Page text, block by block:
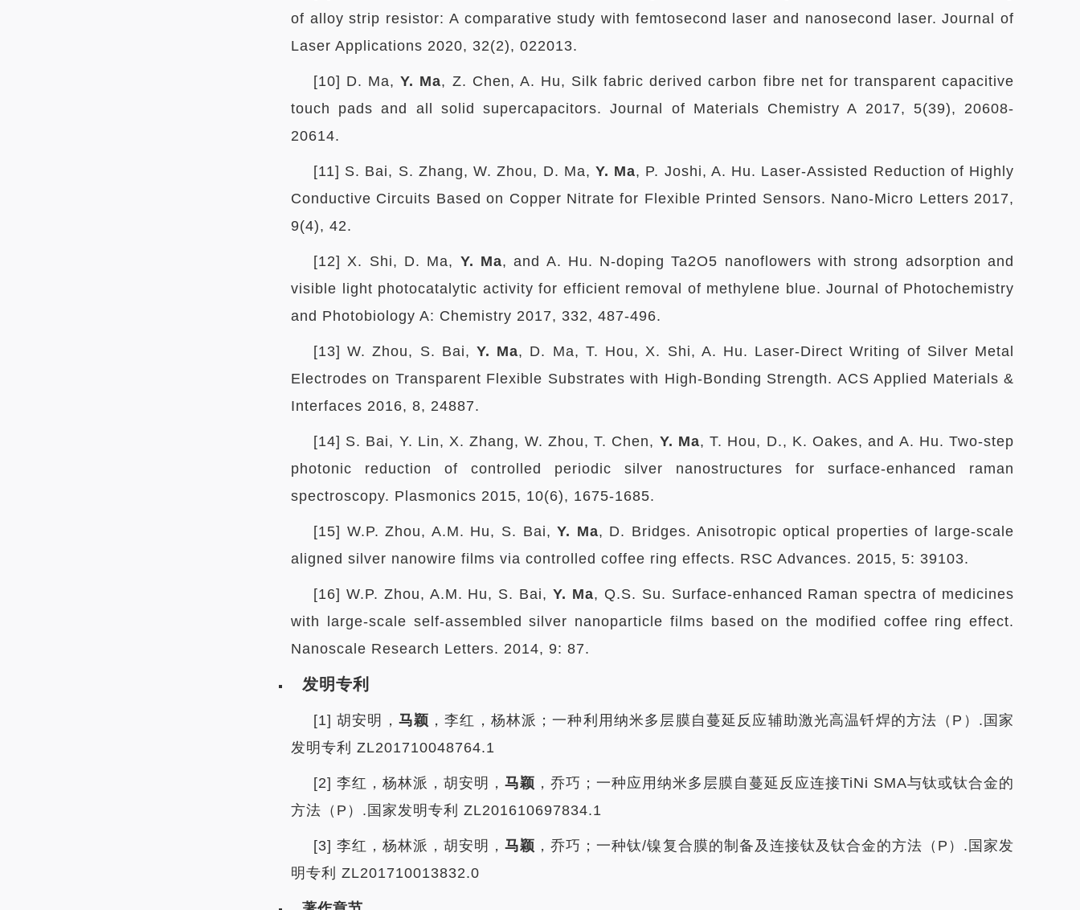
of alloy strip resistor: A comparative study with femtosecond laser and nanosecond laser. Journal of
Laser Applications 2020, 32(2), 022013.
[10] D. Ma,Y. Ma, Z. Chen, A. Hu, Silk fabric derived carbon fibre net for transparent capacitive
touch pads and all solid supercapacitors. Journal of Materials Chemistry A 2017, 5(39), 20608-
20614.
[11] S. Bai, S. Zhang, W. Zhou, D. Ma, Y. Ma, P. Joshi, A. Hu. Laser-Assisted Reduction of Highly
Conductive Circuits Based on Copper Nitrate for Flexible Printed Sensors. Nano-Micro Letters 2017,
9(4), 42.
[12] X. Shi, D. Ma, Y. Ma, and A. Hu. N-doping Ta2O5 nanoflowers with strong adsorption and
visible light photocatalytic activity for efficient removal of methylene blue. Journal of Photochemistry
and Photobiology A: Chemistry 2017, 332, 487-496.
[13] W. Zhou, S. Bai,Y. Ma, D. Ma, T. Hou, X. Shi, A. Hu. Laser-Direct Writing of Silver Metal
Electrodes on Transparent Flexible Substrates with High-Bonding Strength. ACS Applied Materials &
Interfaces 2016, 8, 24887.
[14] S. Bai, Y. Lin, X. Zhang, W. Zhou, T. Chen, Y. Ma, T. Hou, D., K. Oakes, and A. Hu. Two-step
photonic reduction of controlled periodic silver nanostructures for surface-enhanced raman
spectroscopy. Plasmonics 2015, 10(6), 1675-1685.
[15] W.P. Zhou, A.M. Hu, S. Bai,Y. Ma, D. Bridges. Anisotropic optical properties of large-scale
aligned silver nanowire films via controlled coffee ring effects. RSC Advances. 2015, 5: 39103.
[16] W.P. Zhou, A.M. Hu, S. Bai,Y. Ma, Q.S. Su. Surface-enhanced Raman spectra of medicines
with large-scale self-assembled silver nanoparticle films based on the modified coffee ring effect.
Nanoscale Research Letters. 2014, 9: 87.
发明专利
[1] 胡安明， 马颖 ，李红，杨林派；一种利用纳米多层膜自蔓延反应辅助激光高温钎焊的方法（P）.国家
发明专利 ZL201710048764.1
[2] 李红，杨林派，胡安明， 马颖 ，乔巧；一种应用纳米多层膜自蔓延反应连接TiNi SMA与钛或钛合金的
方法（P）.国家发明专利 ZL201610697834.1
[3] 李红，杨林派，胡安明，马颖 ，乔巧；一种钛/镍复合膜的制备及连接钛及钛合金的方法（P）.国家发
明专利 ZL201710013832.0